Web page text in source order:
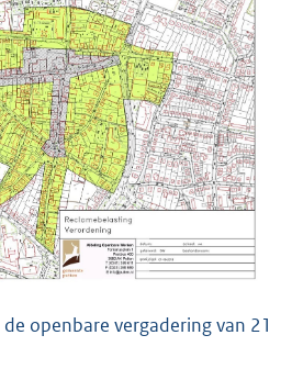
openbare vergadering van 21